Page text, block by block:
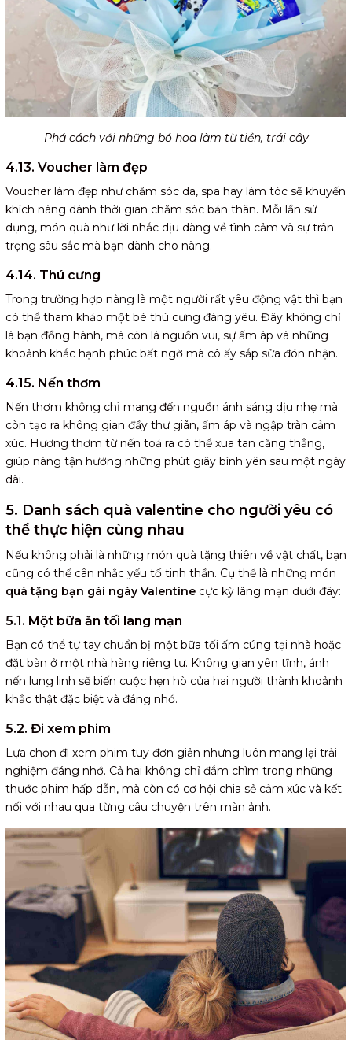
Phá cách với những bó hoa làm từ tiền, trái cây
4.13. Voucher làm đẹp
Voucher làm đẹp như chăm sóc da, spa hay làm tóc sẽ khuyến
khích nàng dành thời gian chăm sóc bản thân. Mỗi lần sử
dụng, món quà như lời nhắc dịu dàng về tình cảm và sự trân
trọng sâu sắc mà bạn dành cho nàng.
4.14. Thú cưng
Trong trường hợp nàng là một người rất yêu động vật thì bạn
có thể tham khảo một bé thú cưng đáng yêu. Đây không chỉ
là bạn đồng hành, mà còn là nguồn vui, sự ấm áp và những
khoảnh khắc hạnh phúc bất ngờ mà cô ấy sắp sửa đón nhận.
4.15. Nến thơm
Nến thơm không chỉ mang đến nguồn ánh sáng dịu nhẹ mà
còn tạo ra không gian đầy thư giãn, ấm áp và ngập tràn cảm
xúc. Hương thơm từ nến toả ra có thể xua tan căng thẳng,
giúp nàng tận hưởng những phút giây bình yên sau một ngày
dài.
5. Danh sách quà valentine cho người yêu có
thể thực hiện cùng nhau
Nếu không phải là những món quà tặng thiên về vật chất, bạn
cũng có thể cân nhắc yếu tố tinh thần. Cụ thể là những món
quà tặng bạn gái ngày Valentine cực kỳ lãng mạn dưới đây:
5.1. Một bữa ăn tối lãng mạn
Bạn có thể tự tay chuẩn bị một bữa tối ấm cúng tại nhà hoặc
đặt bàn ở một nhà hàng riêng tư. Không gian yên tĩnh, ánh
nến lung linh sẽ biến cuộc hẹn hò của hai người thành khoảnh
khắc thật đặc biệt và đáng nhớ.
5.2. Đi xem phim
Lựa chọn đi xem phim tuy đơn giản nhưng luôn mang lại trải
nghiệm đáng nhớ. Cả hai không chỉ đắm chìm trong những
thước phim hấp dẫn, mà còn có cơ hội chia sẻ cảm xúc và kết
nối với nhau qua từng câu chuyện trên màn ảnh.